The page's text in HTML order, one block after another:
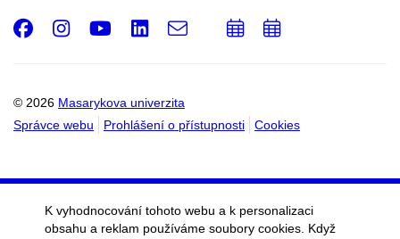
© 2026 Masarykova univerzita
Správce webu
Prohlášení o přístupnosti Cookies
Facebook
Instagram
Youtube
LinkedIn
e-
PřidatPřidat
K vyhodnocování tohoto webu a k personalizaci
obsahu a reklam používáme soubory cookies. Když